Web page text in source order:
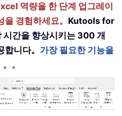
역량을 한 단계 업그레이
경험하세요。 Kutools for
시간을 향상시키는 300 개
니다。 가장 필요한 기능을
。